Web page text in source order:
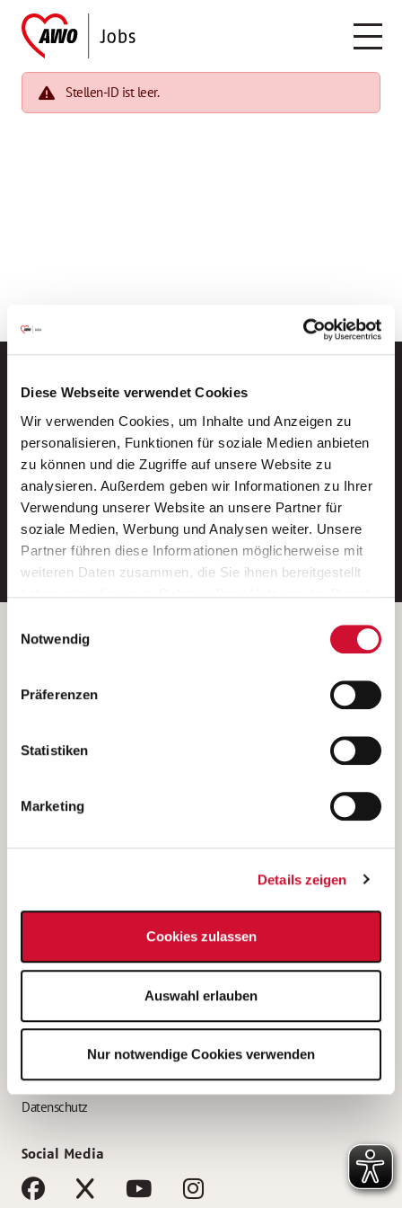
Diese Webseite verwendet Cookies
Wir verwenden Cookies, um Inhalte und Anzeigen zu
personalisieren, Funktionen für soziale Medien anbieten
zu können und die Zugriffe auf unsere Website zu
analysieren. Außerdem geben wir Informationen zu Ihrer
Verwendung unserer Website an unsere Partner für
soziale Medien, Werbung und Analysen weiter. Unsere
Partner führen diese Informationen möglicherweise mit
weiteren Daten zusammen, die Sie ihnen bereitgestellt
Wenn Sie auf „Cookies zulassen“ klicken, so stimmen
Sie der Speicherung sämtlicher Cookies zu. Sie können
Ihre Einwilligung selbstverständlich jederzeit widerrufen,
indem Sie die Cookie-Einstellungen aufrufen und diese
unsererDatenschutzerklärung
Notwendig
Präferenzen
Statistiken
Marketing
Details zeigen
Cookies zulassen
Auswahl erlauben
Nur notwendige Cookies verwenden
Stellen-ID ist leer.
Neue Stellen per E-Mail.
Ein kostenloser Service von AWO
Jobs.
E-Mail-Adresse eintragen
Betreiber der Webseite
Kantstraße 45a
(Ein Tochterunternehmen des AWO Bezirksverbandes Unterfranken
e.V.)
Bewerbung als Altenpflegehelfer*in
Bewerbung als Erzieher*in
AWO Gliederungen nach Bundesland
Impressum
Datenschutz
Social Media